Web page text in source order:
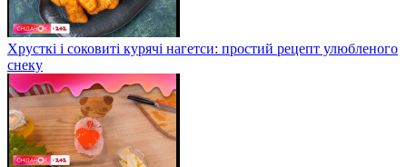
Хрусткі і соковиті курячі нагетси: простий рецепт улюбленого
снеку